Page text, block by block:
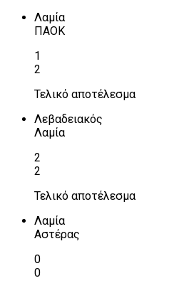
Λαμία
ΠΑΟΚ
1
2
Τελικό αποτέλεσμα
Λεβαδειακός
Λαμία
2
2
Τελικό αποτέλεσμα
Λαμία
Αστέρας
0
0